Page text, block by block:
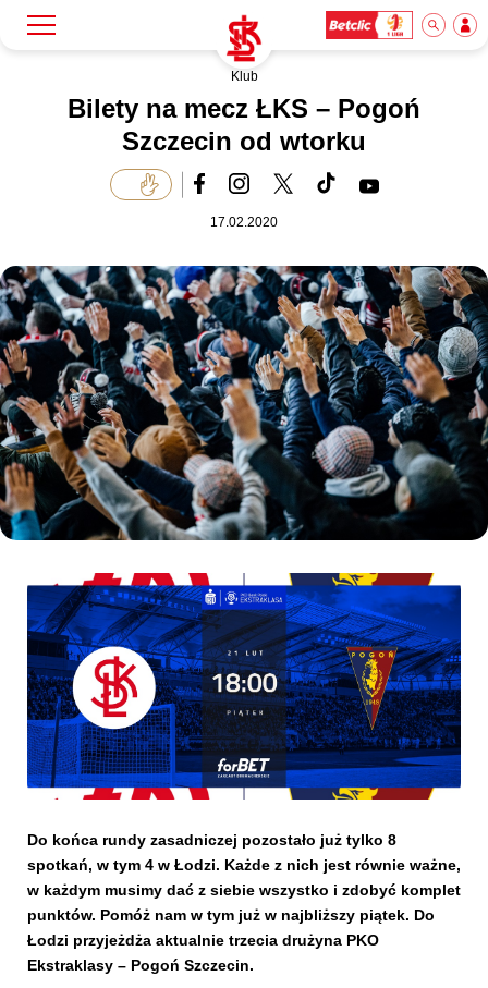
Akademia
Biznes
Dla mediów
Kibice
SKLEP KUP BILET
Klub
Bilety na mecz ŁKS – Pogoń
Szczecin od wtorku
17.02.2020
Do końca rundy zasadniczej pozostało już tylko 8
spotkań, w tym 4 w Łodzi. Każde z nich jest równie ważne,
w każdym musimy dać z siebie wszystko i zdobyć komplet
punktów. Pomóż nam w tym już w najbliższy piątek. Do
Łodzi przyjeżdża aktualnie trzecia drużyna PKO
Ekstraklasy – Pogoń Szczecin.